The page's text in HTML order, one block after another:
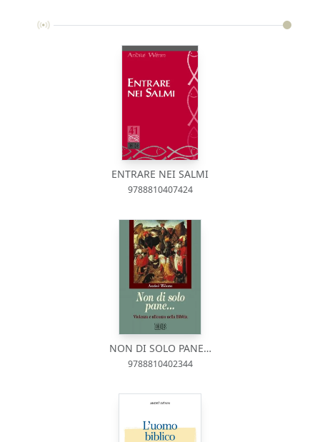
ENTRARE NEI SALMI
9788810407424
NON DI SOLO PANE…
9788810402344